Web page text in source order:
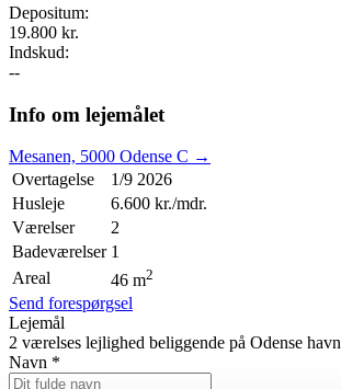
Depositum:
19.800 kr.
Indskud:
--
Info om lejemålet
Mesanen, 5000 Odense C →
Overtagelse
1/9 2026
Husleje
6.600 kr./mdr.
Værelser
2
Badeværelser 1
Areal
46 m2
Send forespørgsel
Lejemål
2 værelses lejlighed beliggende på Odense havn
Navn *